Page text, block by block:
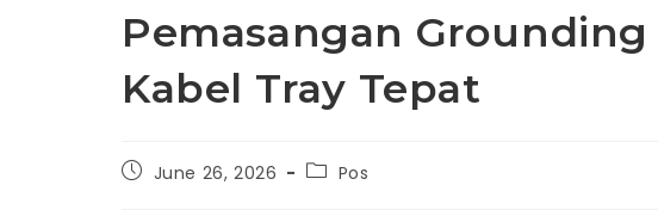
Pemasangan
Kabel Tray Tepat
PostJune 26, 2026
PostPos